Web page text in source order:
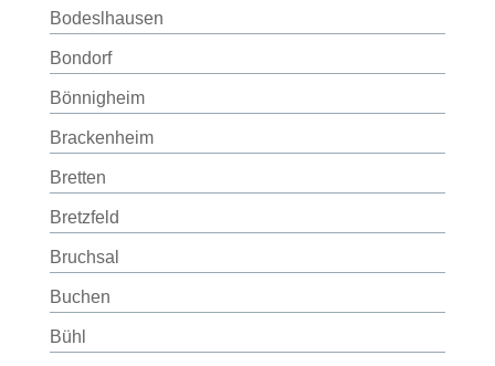
Bodeslhausen
Bondorf
Bönnigheim
Brackenheim
Bretten
Bretzfeld
Bruchsal
Buchen
Bühl